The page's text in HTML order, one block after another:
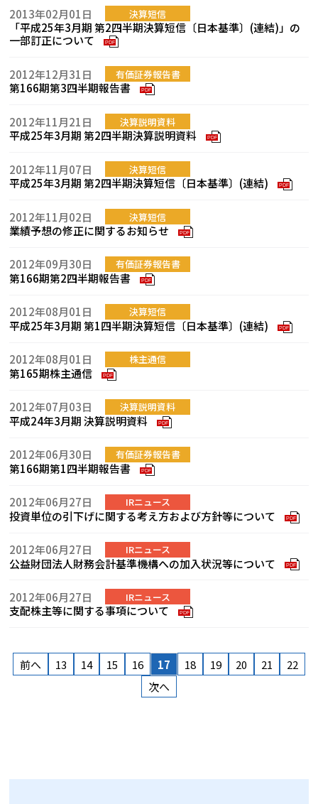
2013年02月01日 決算短信
「平成25年3月期 第2四半期決算短信〔日本基準〕(連結)」の
一部訂正について
PDF
2012年12月31日 有価証券報告書
第166期第3四半期報告書 PDF
2012年11月21日 決算説明資料
平成25年3月期 第2四半期決算説明資料 PDF
2012年11月07日 決算短信
平成25年3月期 第2四半期決算短信〔日本基準〕(連結) PDF
2012年11月02日 決算短信
業績予想の修正に関するお知らせ PDF
2012年09月30日 有価証券報告書
第166期第2四半期報告書 PDF
2012年08月01日 決算短信
平成25年3月期 第1四半期決算短信〔日本基準〕(連結) PDF
2012年08月01日 株主通信
第165期株主通信 PDF
2012年07月03日 決算説明資料
平成24年3月期 決算説明資料 PDF
2012年06月30日 有価証券報告書
第166期第1四半期報告書 PDF
2012年06月27日 IRニュース
投資単位の引下げに関する考え方および方針等について PDF
2012年06月27日 IRニュース
公益財団法人財務会計基準機構への加入状況等について PDF
2012年06月27日 IRニュース
支配株主等に関する事項について PDF
前へ 13 14 15 16 17 18 19 20 21
22
次へ